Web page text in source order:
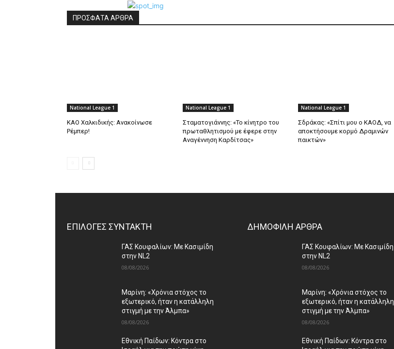
ΠΡΟΣΦΑΤΑ ΑΡΘΡΑ
National League 1
ΚΑΟ Χαλκιδικής: Ανακοίνωσε
Ρέμπερ!
National League 1
Σταματογιάννης: «Το κίνητρο του
πρωταθλητισμού με έφερε στην
Αναγέννηση Καρδίτσας»
National League 1
Σδράκας: «Σπίτι μου ο ΚΑΟΔ, να
αποκτήσουμε κορμό Δραμινών
παικτών»
ΕΠΙΛΟΓΕΣ ΣΥΝΤΑΚΤΗ
ΓΑΣ Κουφαλίων: Με Κασιμίδη
στην NL2
08/08/2026
Μαρίνη: «Χρόνια στόχος το
εξωτερικό, ήταν η κατάλληλη
στιγμή με την Άλμπα»
08/08/2026
Εθνική Παίδων: Κόντρα στο
ΔΗΜΟΦΙΛΗ ΑΡΘΡΑ
ΓΑΣ Κουφαλίων: Με Κασιμίδη
στην NL2
08/08/2026
Μαρίνη: «Χρόνια στόχος το
εξωτερικό, ήταν η κατάλληλη
στιγμή με την Άλμπα»
08/08/2026
Εθνική Παίδων: Κόντρα στο